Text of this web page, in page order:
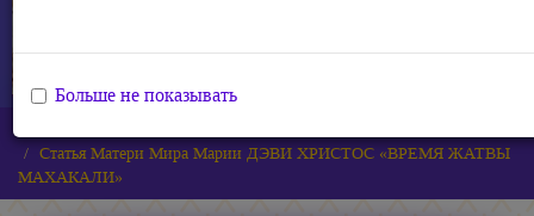
Статья Матери Мира Марии ДЭВИ ХРИСТОС «ВРЕМЯ ЖАТВЫ
МАХАКАЛИ»
Больше не показывать